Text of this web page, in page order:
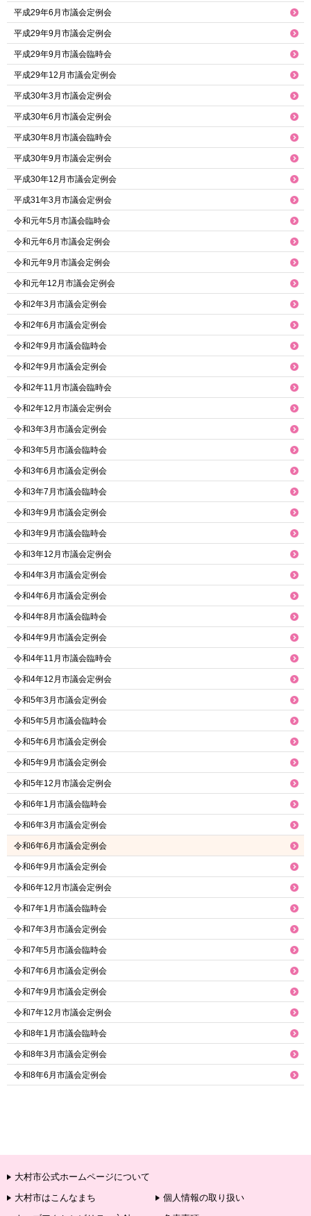
平成29年6月市議会定例会
平成29年9月市議会定例会
平成29年9月市議会臨時会
平成29年12月市議会定例会
平成30年3月市議会定例会
平成30年6月市議会定例会
平成30年8月市議会臨時会
平成30年9月市議会定例会
平成30年12月市議会定例会
平成31年3月市議会定例会
令和元年5月市議会臨時会
令和元年6月市議会定例会
令和元年9月市議会定例会
令和元年12月市議会定例会
令和2年3月市議会定例会
令和2年6月市議会定例会
令和2年9月市議会臨時会
令和2年9月市議会定例会
令和2年11月市議会臨時会
令和2年12月市議会定例会
令和3年3月市議会定例会
令和3年5月市議会臨時会
令和3年6月市議会定例会
令和3年7月市議会臨時会
令和3年9月市議会定例会
令和3年9月市議会臨時会
令和3年12月市議会定例会
令和4年3月市議会定例会
令和4年6月市議会定例会
令和4年8月市議会臨時会
令和4年9月市議会定例会
令和4年11月市議会臨時会
令和4年12月市議会定例会
令和5年3月市議会定例会
令和5年5月市議会臨時会
令和5年6月市議会定例会
令和5年9月市議会定例会
令和5年12月市議会定例会
令和6年1月市議会臨時会
令和6年3月市議会定例会
令和6年6月市議会定例会
令和6年9月市議会定例会
令和6年12月市議会定例会
令和7年1月市議会臨時会
令和7年3月市議会定例会
令和7年5月市議会臨時会
令和7年6月市議会定例会
令和7年9月市議会定例会
令和7年12月市議会定例会
令和8年1月市議会臨時会
令和8年3月市議会定例会
令和8年6月市議会定例会
大村市公式ホームページについて
大村市はこんなまち
個人情報の取り扱い